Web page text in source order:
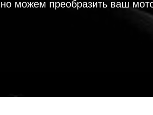
можем преобразить ваш